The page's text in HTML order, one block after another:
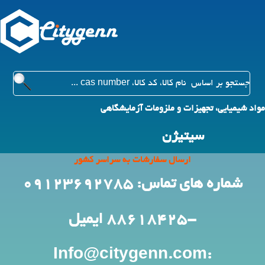
مواد شیمیایی، تجهیزات و ملزومات آزمایشگاهی
سیتیژن
ارسال سفارشات به سراسر کشور
شماره های تماس: 09123692785
-88618425 ایمیل
:Info@citygenn.com